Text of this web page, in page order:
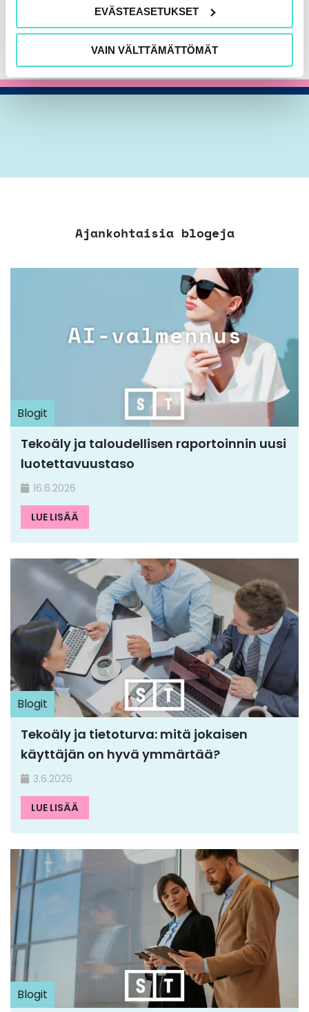
EVÄSTEASETUKSET
VAIN VÄLTTÄMÄTTÖMÄT
Ajankohtaisia blogeja
Blogit
Tekoäly ja taloudellisen raportoinnin uusi
luotettavuustaso
16.6.2026
LUE LISÄÄ
Blogit
Tekoäly ja tietoturva: mitä jokaisen
käyttäjän on hyvä ymmärtää?
3.6.2026
LUE LISÄÄ
Blogit